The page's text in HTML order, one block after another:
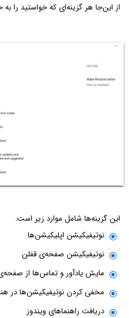
از این‌جا هر گزینه‌ای که خواستید را
این گزینه‌ها شامل موارد زیر است:
نوتیفیکیشن اپلیکیشن‌ها
نوتیفیکیشن صفحه‌ی قفلن
مایش یادآور و تماس‌ها از
مخفی کردن نوتیفیکیشن‌ها در
دریافت راهنماهای ویندوز